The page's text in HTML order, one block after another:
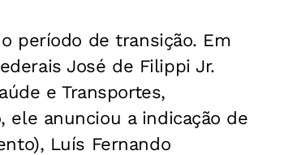
período de transição. Em
José de Filippi Jr.
e Transportes,
ele anunciou a indicação de
Luís Fernando